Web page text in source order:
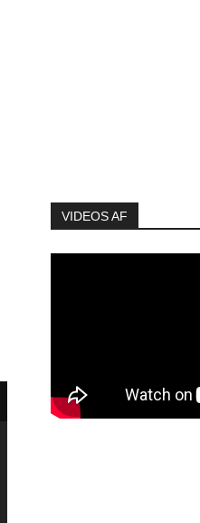
VIDEOS AF